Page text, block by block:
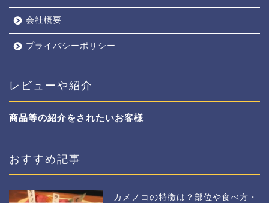
会社概要
プライバシーポリシー
レビューや紹介
商品等の紹介をされたいお客様
おすすめ記事
カメノコの特徴は？部位や食べ方・